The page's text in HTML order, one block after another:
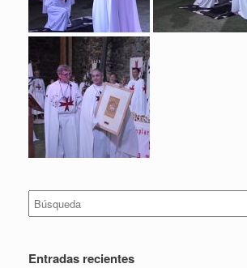
Buscar:
Entradas recientes